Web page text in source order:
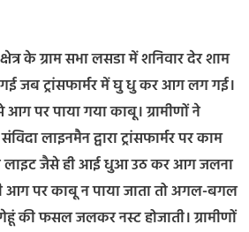
के ग्राम सभा लसडा में शनिवार देर शाम
जब ट्रांसफार्मर में घु धु कर आग लग गई।
पर पाया गया काबू। ग्रामीणों ने
लाइनमैन द्वारा ट्रांसफार्मर पर काम
लाइट जैसे ही आई धुआ उठ कर आग जलना
आग पर काबू न पाया जाता तो अगल-बगल
फसल जलकर नस्ट होजाती। ग्रामीणों